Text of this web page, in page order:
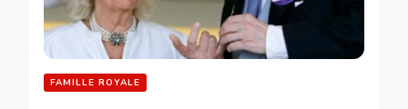
FAMILLE ROYALE